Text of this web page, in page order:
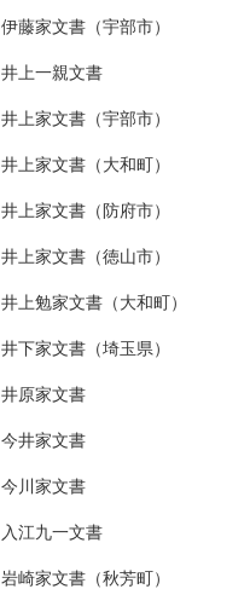
伊藤家文書（宇部市）
井上一親文書
井上家文書（宇部市）
井上家文書（大和町）
井上家文書（防府市）
井上家文書（徳山市）
井上勉家文書（大和町）
井下家文書（埼玉県）
井原家文書
今井家文書
今川家文書
入江九一文書
岩崎家文書（秋芳町）